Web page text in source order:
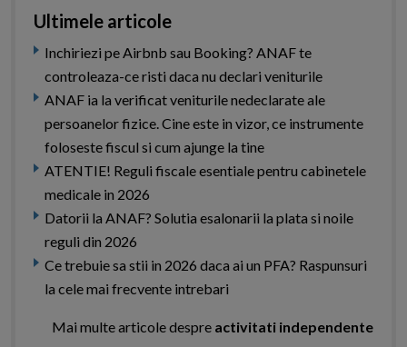
Ultimele articole
Inchiriezi pe Airbnb sau Booking? ANAF te
controleaza-ce risti daca nu declari veniturile
ANAF ia la verificat veniturile nedeclarate ale
persoanelor fizice. Cine este in vizor, ce instrumente
foloseste fiscul si cum ajunge la tine
ATENTIE! Reguli fiscale esentiale pentru cabinetele
medicale in 2026
Datorii la ANAF? Solutia esalonarii la plata si noile
reguli din 2026
Ce trebuie sa stii in 2026 daca ai un PFA? Raspunsuri
la cele mai frecvente intrebari
Mai multe articole despre activitati independente